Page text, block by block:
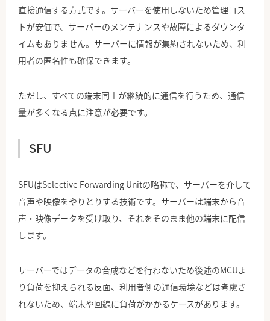
直接通信する方式です。サーバーを使用しないため管理コス
トが安価で、サーバーのメンテナンスや故障によるダウンタ
イムもありません。サーバーに情報が集約されないため、利
用者の匿名性も確保できます。
ただし、すべての端末同士が継続的に通信を行うため、通信
量が多くなる点に注意が必要です。
SFU
SFUはSelective Forwarding Unitの略称で、サーバーを介して
音声や映像をやりとりする技術です。サーバーは端末から音
声・映像データを受け取り、それをそのまま他の端末に配信
します。
サーバーではデータの合成などを行わないため後述のMCUよ
り負荷を抑えられる反面、利用者側の通信環境などは考慮さ
れないため、端末や回線に負荷がかかるケースがあります。